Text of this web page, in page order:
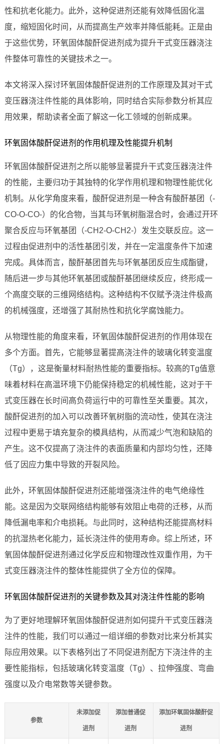
性和抗老化能力。此外，这种促进剂还能有效降低固化温
度，缩短固化时间，从而提高生产效率并降低能耗。正是由
于这些优势，环氧固体酸酐促进剂成为提升干式变压器浇注
件整体可靠性的关键技术之一。
本文将深入探讨环氧固体酸酐促进剂的工作原理及其对干式
变压器浇注件性能的具体影响，同时结合实际参数分析其应
用效果，帮助读者全面了解这一化工领域的创新成果。
环氧固体酸酐促进剂的作用机理及性能提升机制
环氧固体酸酐促进剂之所以能够显著提升干式变压器浇注件
的性能，主要归功于其独特的化学作用机理和物理性能优化
机制。从化学角度来看，酸酐促进剂是一种含有酸酐基团（-
CO-O-CO-）的化合物，当其与环氧树脂混合时，会通过开环
聚合反应与环氧基团（-CH2-O-CH2-）发生交联反应。这一
过程由促进剂中的活性基团引发，并在一定温度条件下加速
完成。具体而言，酸酐基团首先与环氧基团反应生成酯键，
随后进一步与其他环氧基团或酸酐基团继续反应，终形成一
个高度交联的三维网络结构。这种结构不仅赋予浇注件极高
的机械强度，还增强了其耐热性和抗化学腐蚀能力。
从物理性能的角度来看，环氧固体酸酐促进剂的作用体现在
多个方面。首先，它能够显著提高浇注件的玻璃化转变温度
（Tg），这是衡量材料耐热性能的重要指标。较高的Tg值意
味着材料在高温环境下仍能保持稳定的机械性能，这对于干
式变压器在长时间高负荷运行中的可靠性至关重要。其次，
酸酐促进剂的加入可以改善环氧树脂的流动性，使其在浇注
过程中更易于填充复杂的模具结构，从而减少气泡和缺陷的
产生。这不仅提高了浇注件的表面质量和内部均匀性，还降
低了因应力集中导致的开裂风险。
此外，环氧固体酸酐促进剂还能增强浇注件的电气绝缘性
能。这是因为交联网络结构能够有效阻止电荷的迁移，从而
降低漏电率和介电损耗。与此同时，这种结构还能提高材料
的抗湿热老化能力，延长浇注件的使用寿命。综上所述，环
氧固体酸酐促进剂通过化学反应和物理改性双重作用，为干
式变压器浇注件的整体性能提供了全方位的保障。
环氧固体酸酐促进剂的关键参数及其对浇注件性能的影响
为了更好地理解环氧固体酸酐促进剂如何提升干式变压器浇
注件的性能，我们可以通过一组详细的参数对比来分析其实
际应用效果。以下表格列出了不同促进剂配方下浇注件的主
要性能指标，包括玻璃化转变温度（Tg）、拉伸强度、弯曲
强度以及介电常数等关键参数。
参数
未添加促
进剂
添加普通促
进剂
添加环氧固体酸酐促
进剂